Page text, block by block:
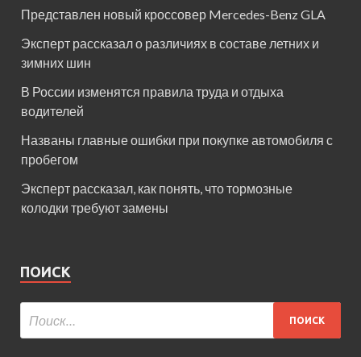
Представлен новый кроссовер Mercedes-Benz GLA
Эксперт рассказал о различиях в составе летних и
зимних шин
В России изменятся правила труда и отдыха
водителей
Названы главные ошибки при покупке автомобиля с
пробегом
Эксперт рассказал, как понять, что тормозные
колодки требуют замены
ПОИСК